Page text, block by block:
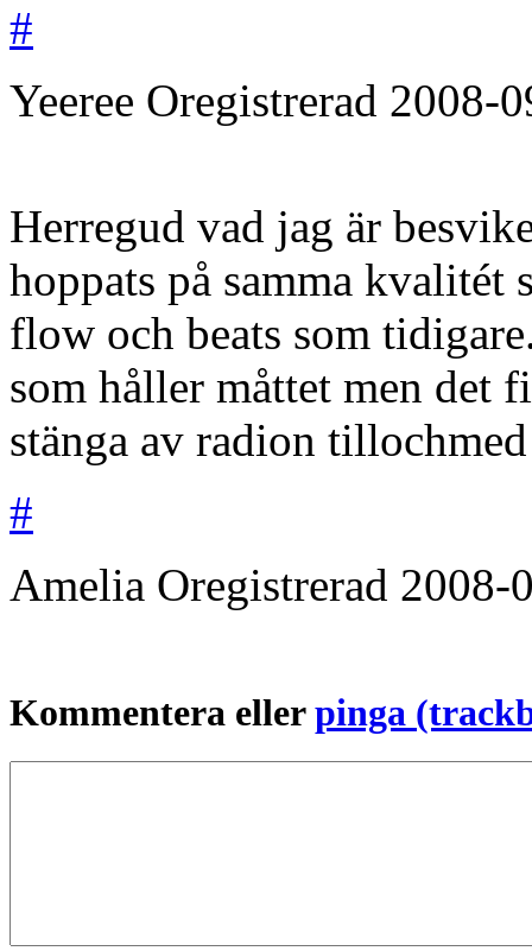
#
Yeeree Oregistrerad 2008-
Herregud vad jag är
hoppats på samma kvalitét
flow och beats som
som håller måttet men det
stänga av radion
#
Amelia Oregistrerad 2008-
Kommentera ellerpinga